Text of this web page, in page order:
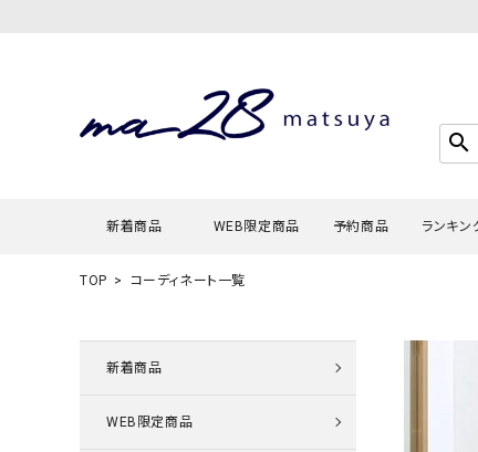
search
新着商品 WEB限定商品 予約商品 ランキン
TOP コーディネート一覧
新着商品
WEB限定商品